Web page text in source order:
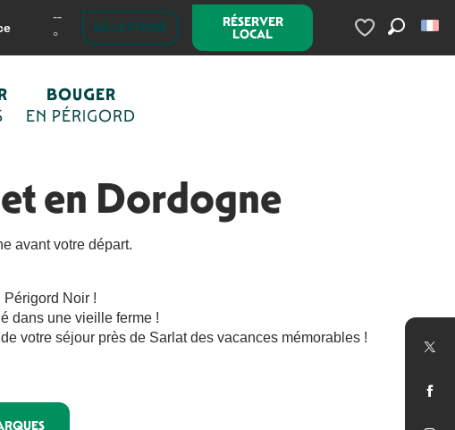
--
°
BILLETTERIE RÉSERVER
LOCAL
Voir les favoris
BOUGER
EN PÉRIGORD
en Dordogne
avant votre départ.
Noir !
dans une vieille ferme !
votre séjour près de Sarlat des vacances mémorables !